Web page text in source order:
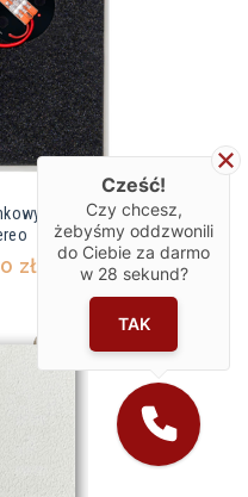
50W 8 Ohm 97dB max
zł
Cześć!
Czy chcesz,
żebyśmy oddzwonili
do Ciebie za darmo
w 28 sekund?
TAK